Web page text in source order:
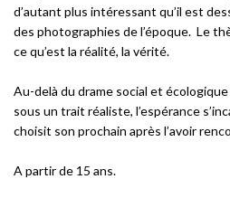
d’autant plus intéressant qu’il est
des photographies de l’époque. Le
ce qu’est la réalité, la vérité.
Au-delà du drame social et
sous un trait réaliste, l’espérance
choisit son prochain après l’avoir
A partir de 15 ans.